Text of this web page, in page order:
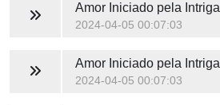
Amor Iniciado pela Intriga
2024-04-05 00:07:03
Amor Iniciado pela Intriga
2024-04-05 00:07:03